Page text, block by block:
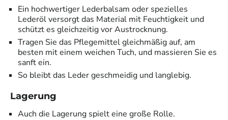
Ein hochwertiger Lederbalsam oder spezielles
Lederöl versorgt das Material mit Feuchtigkeit und
schützt es gleichzeitig vor Austrocknung.
Tragen Sie das Pflegemittel gleichmäßig auf, am
besten mit einem weichen Tuch, und massieren Sie es
sanft ein.
So bleibt das Leder geschmeidig und langlebig.
Lagerung
Auch die Lagerung spielt eine große Rolle.